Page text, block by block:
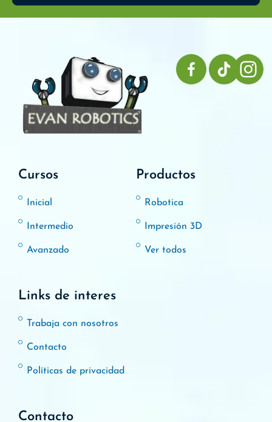
Cursos
Inicial
Intermedio
Avanzado
Productos
Robotica
Impresión 3D
Ver todos
Links de interes
Trabaja con nosotros
Contacto
Políticas de privacidad
Contacto